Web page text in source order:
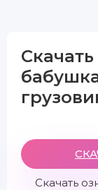
Скачать